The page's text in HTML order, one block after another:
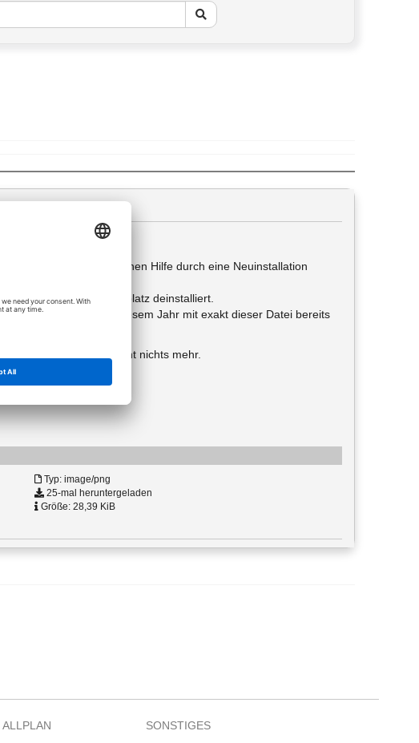
die laut der Allplan-internen Hilfe durch eine Neuinstallation
Allplan auf dem Arbeitsplatz deinstalliert.
und ich habe in diesem Jahr mit exakt dieser Datei bereits
ab. Es geht nichts mehr.
Typ: image/png
25-mal heruntergeladen
Größe: 28,39 KiB
ALLPLAN SONSTIGES